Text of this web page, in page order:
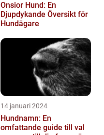
Onsior Hund: En
Djupdykande Översikt för
Hundägare
14 januari 2024
Hundnamn: En
omfattande guide till val